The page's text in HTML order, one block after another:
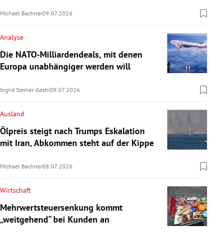
Michael Bachner09.07.2026
Analyse
Die NATO-Milliardendeals, mit denen
Europa unabhängiger werden will
Ingrid Steiner-Gashi09.07.2026
Ausland
Ölpreis steigt nach Trumps Eskalation
mit Iran, Abkommen steht auf der Kippe
Michael Bachner08.07.2026
Wirtschaft
Mehrwertsteuersenkung kommt
„weitgehend“ bei Kunden an